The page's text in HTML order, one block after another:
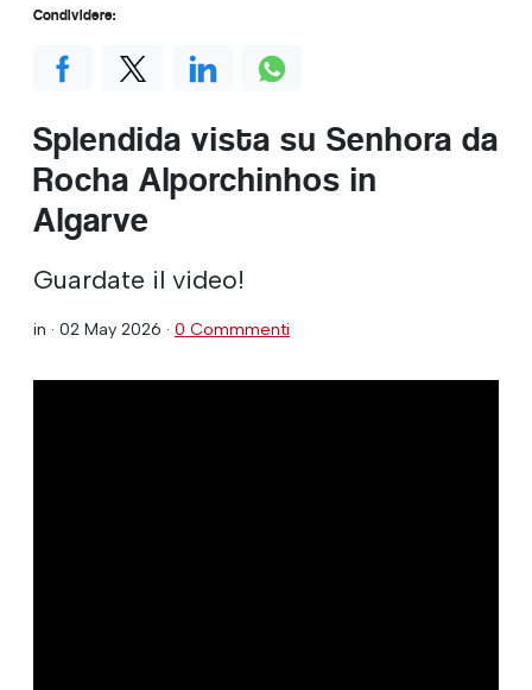
Splendida vista su Senhora da
Rocha Alporchinhos in
Algarve
Guardate il video!
in · 02 May 2026 · 0 Commmenti
Condividere: